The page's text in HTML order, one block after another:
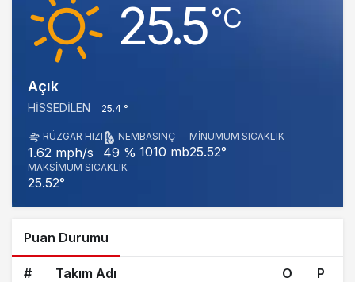
25.5‎°C
Açık
HISSEDILEN 25.4 °
RÜZGAR HIZI
1.62 mph/s
NEM
49 %
BASINÇ
1010 mb
MINUMUM SICAKLIK
25.52°
MAKSIMUM SICAKLIK
25.52°
Puan Durumu
# Takım Adı O P